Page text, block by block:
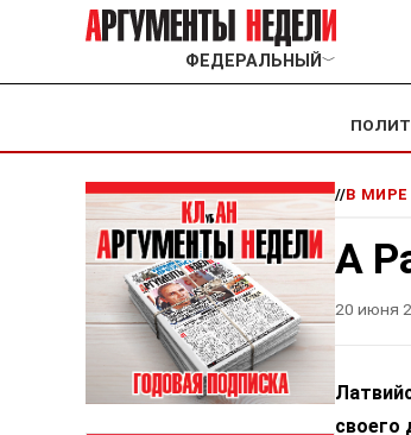
ФЕДЕРАЛЬНЫЙ ﹀
//В МИРЕ
А
20 июня
своего